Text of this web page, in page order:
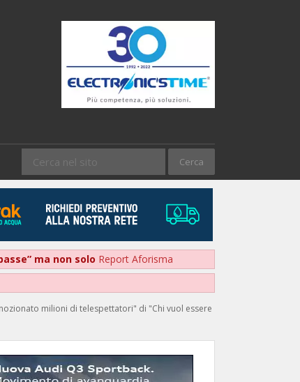
ma non solo Report Aforisma
milioni di telespettatori" di "Chi vuol essere